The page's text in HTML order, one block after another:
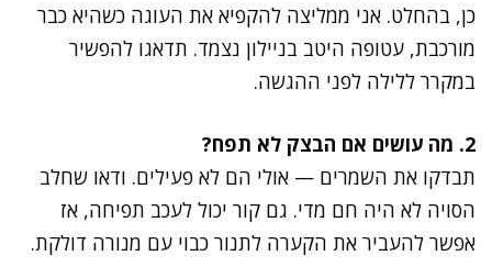
כן, בהחלט. אני ממליצה להקפיא את העוגה כשהיא כבר
מורכבת, עטופה היטב בניילון נצמד. תדאגו להפשיר
במקרר ללילה לפני ההגשה.
2. מה עושים אם הבצק לא תפח?
תבדקו את השמרים — אולי הם לא פעילים. ודאו שחלב
הסויה לא היה חם מדי. גם קור יכול לעכב תפיחה, אז
אפשר להעביר את הקערה לתנור כבוי עם מנורה דולקת.